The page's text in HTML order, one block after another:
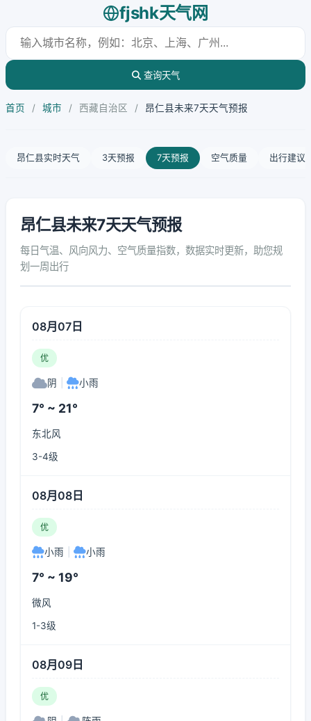
fjshk天气网
查询天气
首页 / 城市 / 西藏自治区 / 昂仁县未来7天天气预报
昂仁县实时天气 3天预报 7天预报 空气质量 出行建议
昂仁县未来7天天气预报
每日气温、风向风力、空气质量指数，数据实时更新，助您规
划一周出行
08月07日
优
阴 小雨
7° ~ 21°
东北风
3-4级
08月08日
优
小雨 小雨
7° ~ 19°
微风
1-3级
08月09日
优